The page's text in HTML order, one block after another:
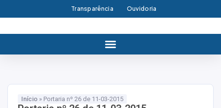
Transparência Ouvidoria
Início » Portaria nº 26 de 11-03-2015